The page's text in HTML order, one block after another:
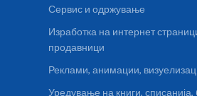
Сервис и одржување
Изработка на интернет
продавници
Реклами, анимации,
Уредување на книги,